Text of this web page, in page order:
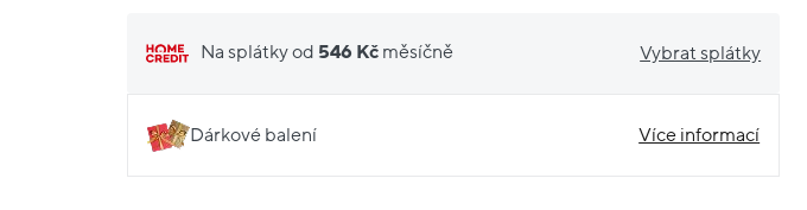
Na splátky od 546 Kč měsíčně Vybrat splátky
Dárkové balení Více informací